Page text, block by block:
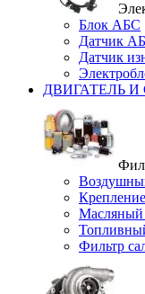
Блок АБС
Датчик
Датчик
ДВИГАТЕЛЬ
Масляный
Фильтр